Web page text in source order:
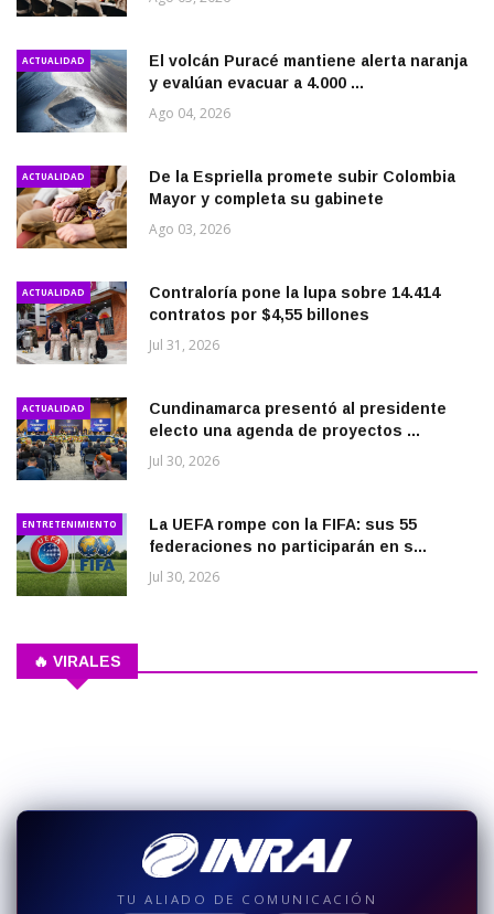
ACTUALIDAD
El volcán Puracé mantiene alerta naranja
y evalúan evacuar a 4.000 ...
Ago 04, 2026
ACTUALIDAD
De la Espriella promete subir Colombia
Mayor y completa su gabinete
Ago 03, 2026
ACTUALIDAD
Contraloría pone la lupa sobre 14.414
contratos por $4,55 billones
Jul 31, 2026
ACTUALIDAD
Cundinamarca presentó al presidente
electo una agenda de proyectos ...
Jul 30, 2026
ENTRETENIMIENTO
La UEFA rompe con la FIFA: sus 55
federaciones no participarán en s...
Jul 30, 2026
🔥 VIRALES
TU ALIADO DE COMUNICACIÓN